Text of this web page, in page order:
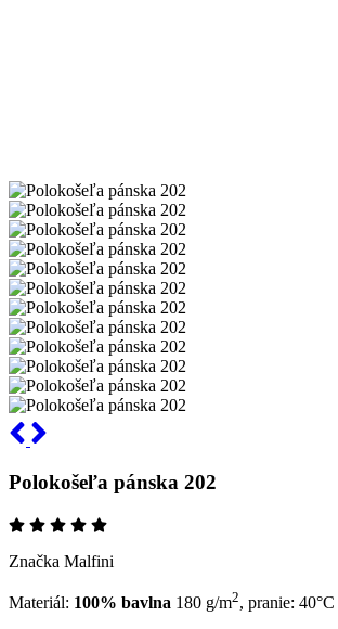
Polokošeľa pánska 202
Značka Malfini
Materiál: 100% bavlna 180 g/m2, pranie: 40°C